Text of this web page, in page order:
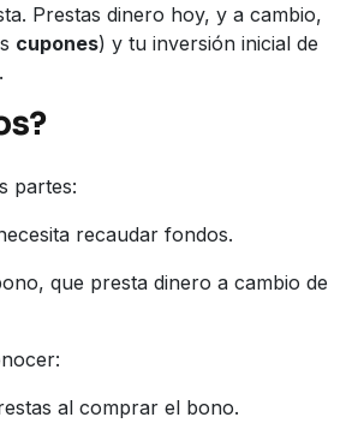
Prestas dinero hoy, y a cambio,
cupones) y tu inversión inicial de
partes:
recaudar fondos.
que presta dinero a cambio de
al comprar el bono.